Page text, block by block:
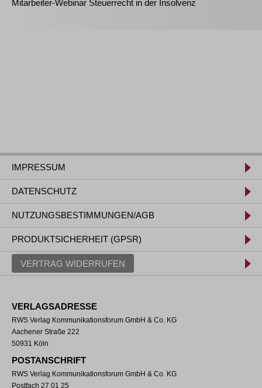
Mitarbeiter-Webinar Steuerrecht in der Insolvenz
IMPRESSUM
DATENSCHUTZ
NUTZUNGSBESTIMMUNGEN/AGB
PRODUKTSICHERHEIT (GPSR)
VERTRAG WIDERRUFEN
VERLAGSADRESSE
RWS Verlag Kommunikationsforum GmbH & Co. KG
Aachener Straße 222
50931 Köln
POSTANSCHRIFT
RWS Verlag Kommunikationsforum GmbH & Co. KG
Postfach 27 01 25